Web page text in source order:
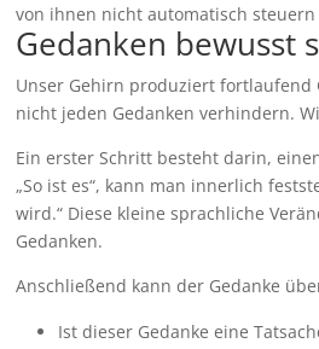
von ihnen nicht automatisch steuern
Gedanken bewusst
Unser Gehirn produziert fortlaufend
nicht jeden Gedanken verhindern.
Ein erster Schritt besteht darin,
„So ist es“, kann man innerlich
wird.“ Diese kleine sprachliche
Gedanken.
Anschließend kann der Gedanke
Ist dieser Gedanke eine